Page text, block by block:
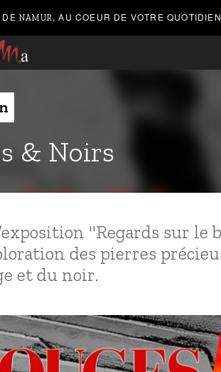
DE NAMUR, AU COEUR DE VOTRE QUOTIDIEN
& Noirs
"Regards sur le
des pierres
et du noir.